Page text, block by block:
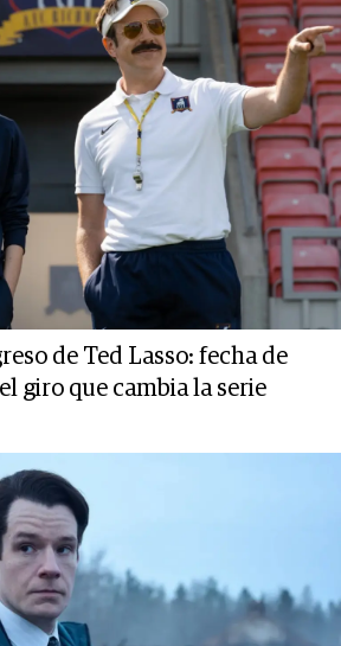
de Ted Lasso: fecha de
giro que cambia la serie